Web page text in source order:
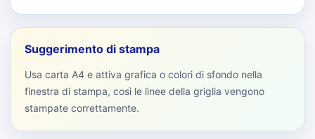
Suggerimento di stampa
Usa carta A4 e attiva grafica o colori di sfondo nella
finestra di stampa, così le linee della griglia vengono
stampate correttamente.